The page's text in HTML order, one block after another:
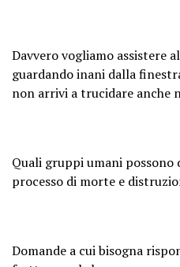
Davvero vogliamo assistere
guardando inani dalla
non arrivi a trucidare anche
Quali gruppi umani possono
processo di morte e
Domande a cui bisogna